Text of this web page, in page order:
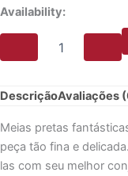
Availability:Quantidade
AVENUE
PRETO
CALAS
DescriçãoAvaliações
Meias pretas
peça tão fina e
las com seu melhor